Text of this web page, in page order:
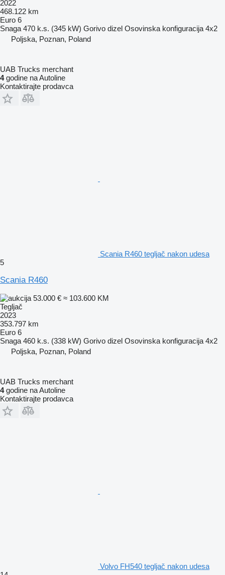
2022
468.122 km
Euro 6
Snaga 470 k.s. (345 kW) Gorivo dizel Osovinska konfiguracija 4x2
Poljska, Poznan, Poland
UAB Trucks merchant
4godine na Autoline
Kontaktirajte prodavca
Scania R460 tegljač nakon udesa
5
Scania R460
53.000 € ≈ 103.600 KM
Tegljač
2023
353.797 km
Euro 6
Snaga 460 k.s. (338 kW) Gorivo dizel Osovinska konfiguracija 4x2
Poljska, Poznan, Poland
UAB Trucks merchant
4godine na Autoline
Kontaktirajte prodavca
Volvo FH540 tegljač nakon udesa